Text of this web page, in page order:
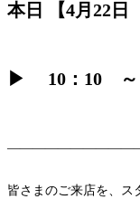
本日 【4月22日
▶ 10：10 ～
皆さまのご来店を、ス